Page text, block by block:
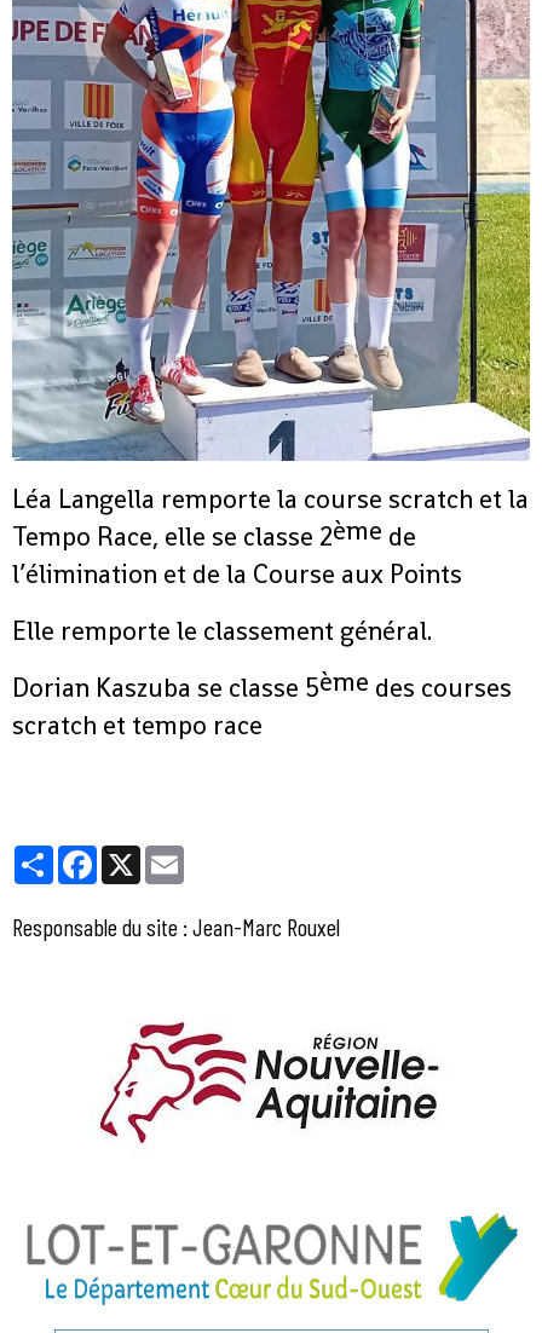
Léa Langella remporte la course scratch et la
Tempo Race, elle se classe 2ème de
l’élimination et de la Course aux Points
Elle remporte le classement général.
Dorian Kaszuba se classe 5ème des courses
scratch et tempo race
PartagerFacebook
X
Responsable du site : Jean-Marc Rouxel